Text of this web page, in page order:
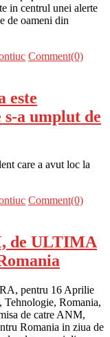
in centrul unei alerte
de oameni din
Comment(0)
este
s-a umplut de
care a avut loc la
Comment(0)
de ULTIMA
pentru 16 Aprilie
Romania,
de catre ANM,
Romania in ziua de